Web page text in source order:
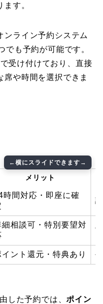
す。
ンライン予約システム
でも予約が可能です。
受け付けており、直接
席や時間を選択できま
メリット
時間対応・即座に確
細相談可・特別要望対
イント還元・特典あり
した予約では、ポイン